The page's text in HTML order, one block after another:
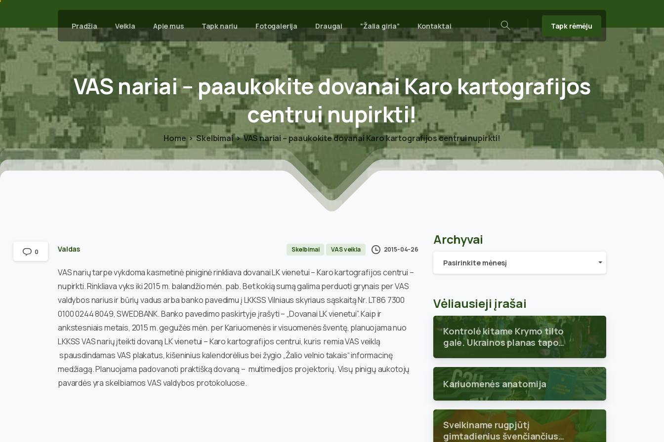
Pradžia Veikla Apie mus Tapk nariu Fotogalerija Draugai “Žalia giria” Kontaktai
Search
Tapk rėmėju
VAS nariai–paaukokitedovanaiKarokartografijos
centruinupirkti!
Home Skelbimai VAS nariai – paaukokite dovanai Karo kartografijos centrui nupirkti!
Valdas Skelbimai VAS veikla 2015-04-26
VAS narių tarpe vykdoma kasmetinė piniginė rinkliava dovanai LK vienetui – Karo kartografijos centrui –
nupirkti. Rinkliava vyks iki 2015 m. balandžio mėn. pab. Bet kokią sumą galima perduoti grynais per VAS
valdybos narius ir būrių vadus arba banko pavedimu į LKKSS Vilniaus skyriaus sąskaitą Nr. LT86 7300
0100 0244 8049, SWEDBANK. Banko pavedimo paskirtyje įrašyti – „Dovanai LK vienetui”.Kaip ir
ankstesniais metais, 2015 m. gegužės mėn. per Kariuomenės ir visuomenės šventę, planuojama nuo
LKKSS VAS narių įteikti dovaną LK vienetui – Karo kartografijos centrui, kuris remia VAS veiklą
spausdindamas VAS plakatus, kišeninius kalendorėlius bei žygio „Žalio velnio takais“ informacinę
medžiagą. Planuojama padovanoti praktišką dovaną – multimedijos projektorių. Visų pinigų aukotojų
pavardės yra skelbiamos VAS valdybos protokoluose.
0
Archyvai
Archyvai
Pasirinkite mėnesį
Vėliausieji įrašai
Kontrolė kitame Krymo tilto
gale. Ukrainos planas tapo
Kariuomenės anatomija
Sveikiname rugpjūtį
gimtadienius švenčiančius